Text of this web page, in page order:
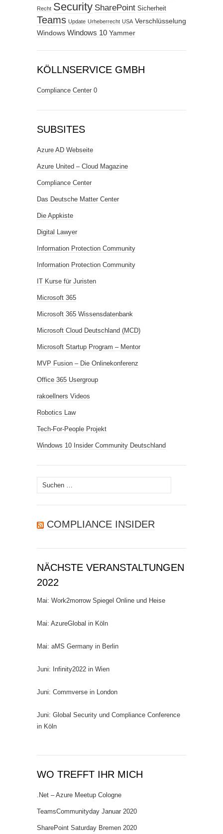
Recht Security SharePoint Sicherheit
Teams Update Urheberrecht USA Verschlüsselung
Windows Windows 10 Yammer
KÖLLNSERVICE GMBH
Compliance Center 0
SUBSITES
Azure AD Webseite
Azure United – Cloud Magazine
Compliance Center
Das Deutsche Matter Center
Die Appkiste
Digital Lawyer
Information Protection Community
Information Protection Community
IT Kurse für Juristen
Microsoft 365
Microsoft 365 Wissensdatenbank
Microsoft Cloud Deutschland (MCD)
Microsoft Startup Program – Mentor
MVP Fusion – Die Onlinekonferenz
Office 365 Usergroup
rakoellners Videos
Robotics Law
Tech-For-People Projekt
Windows 10 Insider Community Deutschland
Suchen
nach:
COMPLIANCE INSIDER
NÄCHSTE VERANSTALTUNGEN
2022
Mai: Work2morrow Spiegel Online und Heise
Mai: AzureGlobal in Köln
Mai: aMS Germany in Berlin
Juni: Infinity2022 in Wien
Juni: Commverse in London
Juni: Global Security und Compliance Conference
in Köln
WO TREFFT IHR MICH
.Net – Azure Meetup Cologne
TeamsCommunityday Januar 2020
SharePoint Saturday Bremen 2020